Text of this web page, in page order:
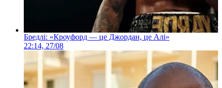
Бредлі: «Кроуфорд — це Джордан, це Алі»
22:14, 27/08